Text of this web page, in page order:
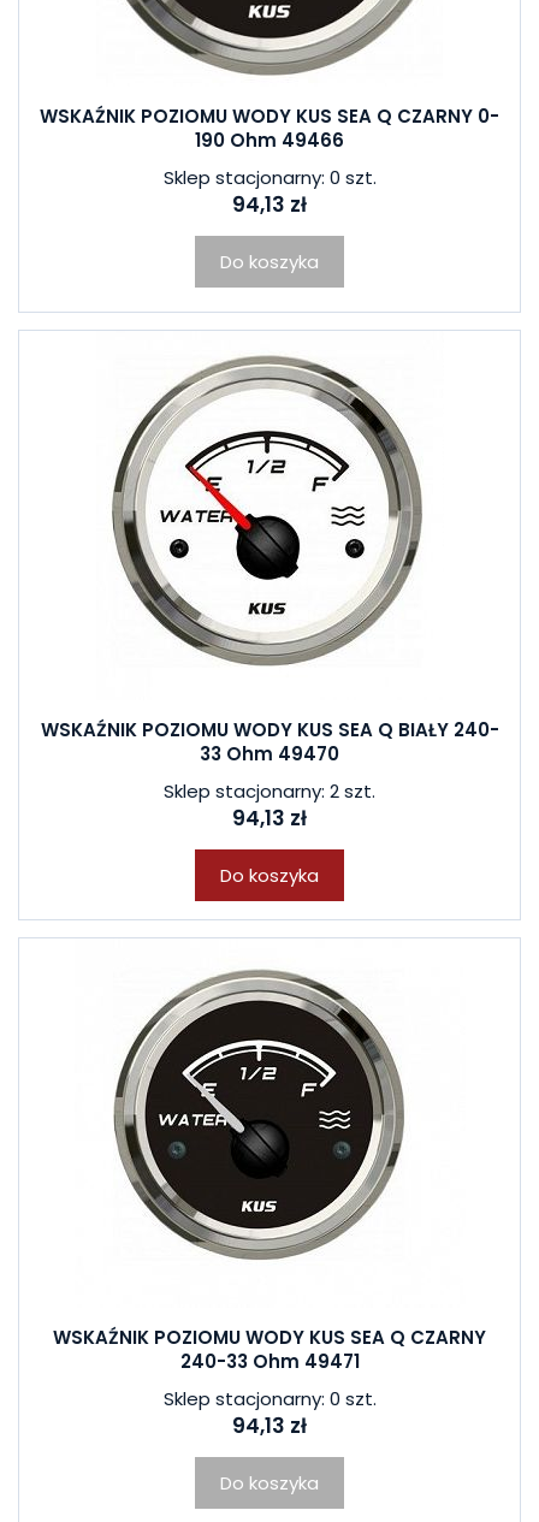
WSKAŹNIK POZIOMU WODY KUS SEA Q CZARNY 0-
190 Ohm 49466
Sklep stacjonarny: 0 szt.
94,13 zł
Do koszyka
WSKAŹNIK POZIOMU WODY KUS SEA Q BIAŁY 240-
33 Ohm 49470
Sklep stacjonarny: 2 szt.
94,13 zł
Do koszyka
WSKAŹNIK POZIOMU WODY KUS SEA Q CZARNY
240-33 Ohm 49471
Sklep stacjonarny: 0 szt.
94,13 zł
Do koszyka